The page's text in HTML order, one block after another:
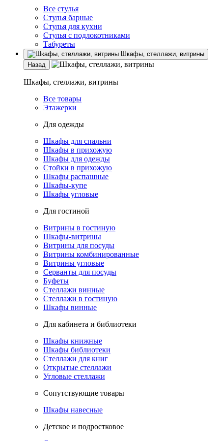
Все стулья
Стулья барные
Стулья для кухни
Стулья с подлокотниками
Табуреты
Шкафы, стеллажи, витрины
Назад
Шкафы, стеллажи, витрины
Все товары
Этажерки
Для одежды
Шкафы для спальни
Шкафы в прихожую
Шкафы для одежды
Стойки в прихожую
Шкафы распашные
Шкафы-купе
Шкафы угловые
Для гостиной
Витрины в гостиную
Шкафы-витрины
Витрины для посуды
Витрины комбинированные
Витрины угловые
Серванты для посуды
Буфеты
Стеллажи винные
Стеллажи в гостиную
Шкафы винные
Для кабинета и библиотеки
Шкафы книжные
Шкафы библиотеки
Стеллажи для книг
Открытые стеллажи
Угловые стеллажи
Сопутствующие товары
Шкафы навесные
Детское и подростковое